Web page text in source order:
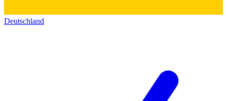
Deutschland